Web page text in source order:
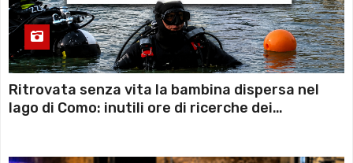
Ritrovata senza vita la bambina dispersa nel
lago di Como: inutili ore di ricerche dei